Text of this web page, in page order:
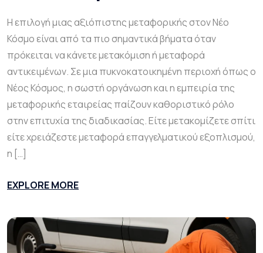
Η επιλογή μιας αξιόπιστης μεταφορικής στον Νέο
Κόσμο είναι από τα πιο σημαντικά βήματα όταν
πρόκειται να κάνετε μετακόμιση ή μεταφορά
αντικειμένων. Σε μια πυκνοκατοικημένη περιοχή όπως ο
Νέος Κόσμος, η σωστή οργάνωση και η εμπειρία της
μεταφορικής εταιρείας παίζουν καθοριστικό ρόλο
στην επιτυχία της διαδικασίας. Είτε μετακομίζετε σπίτι
είτε χρειάζεστε μεταφορά επαγγελματικού εξοπλισμού,
η […]
EXPLORE MORE